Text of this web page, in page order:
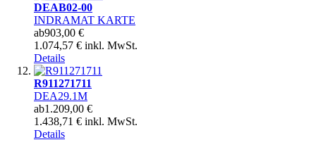
DEAB02-00
INDRAMAT KARTE
ab903,00 €
1.074,57 € inkl. MwSt.
Details
R911271711
DEA29.1M
ab1.209,00 €
1.438,71 € inkl. MwSt.
Details